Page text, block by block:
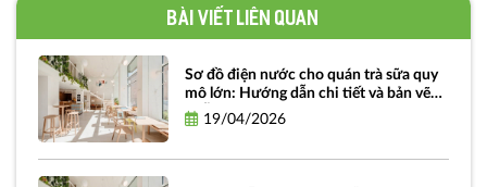
Bài viết liên quan
Sơ đồ điện nước cho quán trà sữa quy
mô lớn: Hướng dẫn chi tiết và bản vẽ
miễn phí
19/04/2026